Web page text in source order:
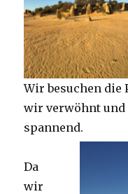
Wir besuchen die
wir verwöhnt und
spannend.
Da
wir